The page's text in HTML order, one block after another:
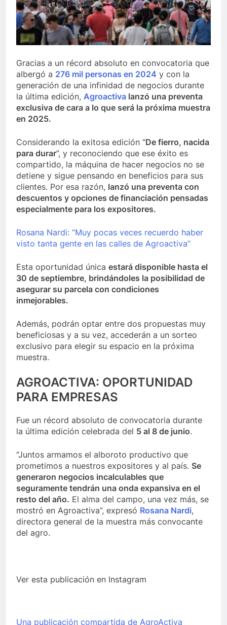
Gracias a un récord absoluto en convocatoria que
albergó a 276 mil personas en 2024 y con la
generación de una infinidad de negocios durante
la última edición, Agroactiva lanzó una preventa
exclusiva de cara a lo que será la próxima muestra
en 2025.
Considerando la exitosa edición “De fierro, nacida
para durar”, y reconociendo que ese éxito es
compartido, la máquina de hacer negocios no se
detiene y sigue pensando en beneficios para sus
clientes. Por esa razón, lanzó una preventa con
descuentos y opciones de financiación pensadas
especialmente para los expositores.
Rosana Nardi: “Muy pocas veces recuerdo haber
visto tanta gente en las calles de Agroactiva”
Esta oportunidad única estará disponible hasta el
30 de septiembre, brindándoles la posibilidad de
asegurar su parcela con condiciones
inmejorables.
Además, podrán optar entre dos propuestas muy
beneficiosas y a su vez, accederán a un sorteo
exclusivo para elegir su espacio en la próxima
muestra.
AGROACTIVA: OPORTUNIDAD
PARA EMPRESAS
Fue un récord absoluto de convocatoria durante
la última edición celebrada del 5 al 8 de junio.
“Juntos armamos el alboroto productivo que
prometimos a nuestros expositores y al país. Se
generaron negocios incalculables que
seguramente tendrán una onda expansiva en el
resto del año. El alma del campo, una vez más, se
mostró en Agroactiva”, expresó Rosana Nardi,
directora general de la muestra más convocante
del agro.
Ver esta publicación en Instagram
Una publicación compartida de AgroActiva